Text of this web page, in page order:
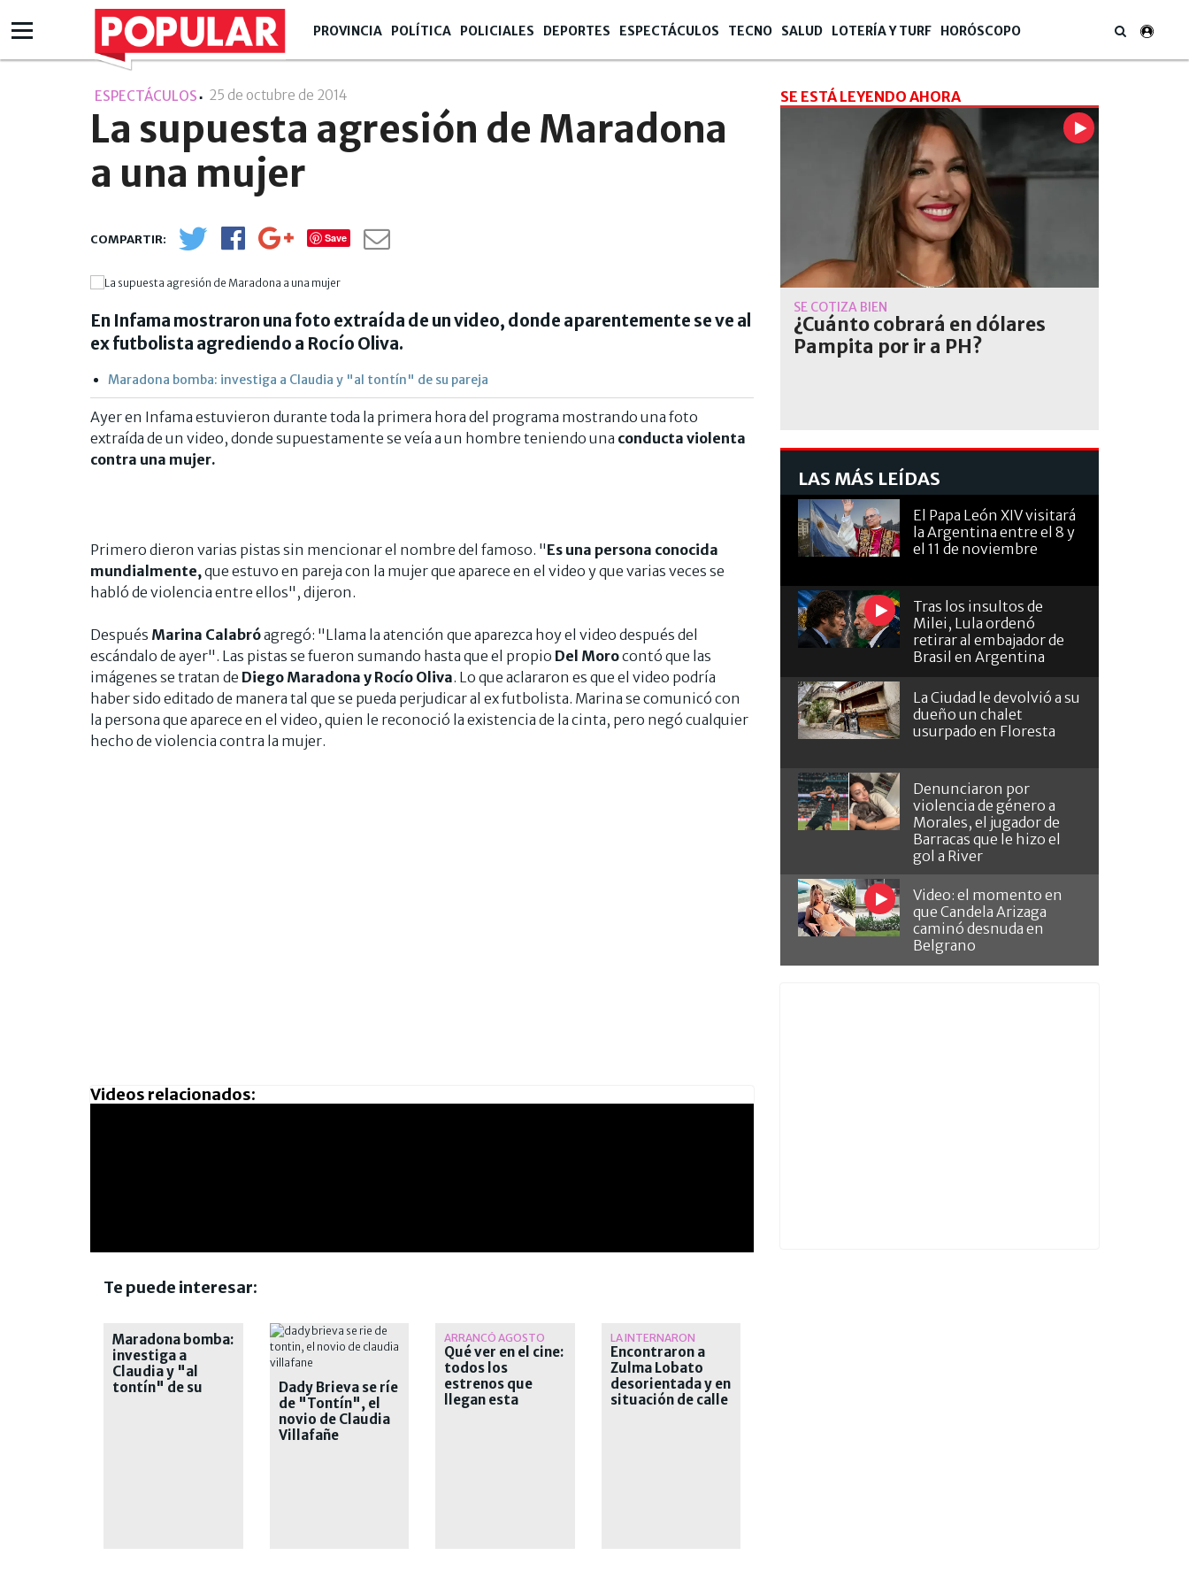
PROVINCIA POLÍTICA POLICIALES DEPORTES ESPECTÁCULOS TECNO SALUD LOTERÍA Y TURF HORÓSCOPO
ESPECTÁCULOS 25 de octubre de 2014
La supuesta agresión de Maradona
a una mujer
Save
En Infama mostraron una foto extraída de un video, donde aparentemente se ve al
ex futbolista agrediendo a Rocío Oliva.
Maradona bomba: investiga a Claudia y "al tontín" de su pareja
Ayer en Infama estuvieron durante toda la primera hora del programa mostrando una foto
extraída de un video, donde supuestamente se veía a un hombre teniendo una conducta violenta
contra una mujer.
Primero dieron varias pistas sin mencionar el nombre del famoso. "Es una persona conocida
mundialmente, que estuvo en pareja con la mujer que aparece en el video y que varias veces se
habló de violencia entre ellos", dijeron.
Después Marina Calabróagregó: "Llama la atención que aparezca hoy el video después del
escándalo de ayer". Las pistas se fueron sumando hasta que el propio Del Morocontó que las
imágenes se tratan de Diego Maradona y Rocío Oliva. Lo que aclararon es que el video podría
haber sido editado de manera tal que se pueda perjudicar al ex futbolista. Marina se comunicó con
la persona que aparece en el video, quien le reconoció la existencia de la cinta, pero negó cualquier
hecho de violencia contra la mujer.
Videos relacionados:
Te puede interesar:
Maradona bomba:
investiga a
Claudia y "al
tontín" de su
Dady Brieva se ríe
de "Tontín", el
novio de Claudia
Villafañe
ARRANCÓ AGOSTO
Qué ver en el cine:
todos los
estrenos que
llegan esta
LA INTERNARON
Encontraron a
Zulma Lobato
desorientada y en
situación de calle
SE ESTÁ LEYENDO AHORA
SE COTIZA BIEN
¿Cuánto cobrará en dólares
Pampita por ir a PH?
LAS MÁS LEÍDAS
El Papa León XIV visitará
la Argentina entre el 8 y
el 11 de noviembre
Tras los insultos de
Milei, Lula ordenó
retirar al embajador de
Brasil en Argentina
La Ciudad le devolvió a su
dueño un chalet
usurpado en Floresta
Denunciaron por
violencia de género a
Morales, el jugador de
Barracas que le hizo el
gol a River
Video: el momento en
que Candela Arizaga
caminó desnuda en
Belgrano